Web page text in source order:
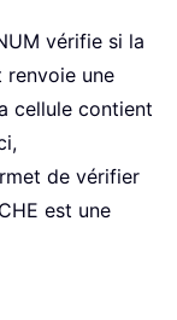
vérifie si la
renvoie une
cellule contient
de vérifier
est une